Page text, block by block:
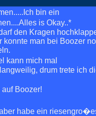
bin ein
is Okay..*
den Kragen
konnte man bei Boozer
kann mich mal
drum trete ich
Boozer!
habe ein